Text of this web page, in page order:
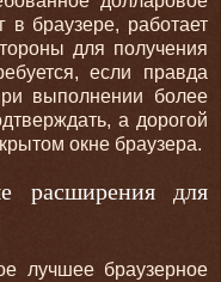
в браузере, работает
для получения
если правда
выполнении более
а дорогой
окне браузера.
расширения для
лучшее браузерное